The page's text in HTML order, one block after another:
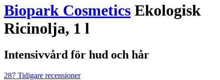
Biopark Cosmetics Ekologisk
Ricinolja, 1 l
Intensivvård för hud och hår
287 Tidigare recensioner